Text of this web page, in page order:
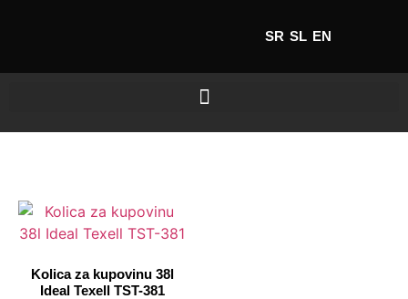
SR SL EN
Kolica za kupovinu 38l
Ideal Texell TST-381